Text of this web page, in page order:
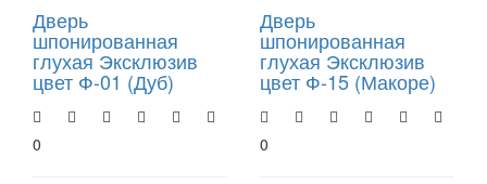
Дверь
шпонированная
глухая Эксклюзив
цвет Ф-01 (Дуб)
0
Дверь
шпонированная
глухая Эксклюзив
цвет Ф-15 (Макоре)
0